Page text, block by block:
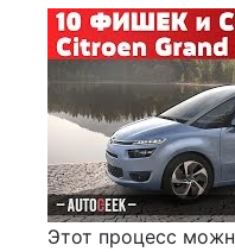
Этот процесс